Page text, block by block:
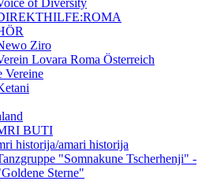
of Diversity
Ziro
Lovara Roma Österreich
Vereine
BUTI
historija/amari historija
"Somnakune Tscherhenji" -
Sterne"